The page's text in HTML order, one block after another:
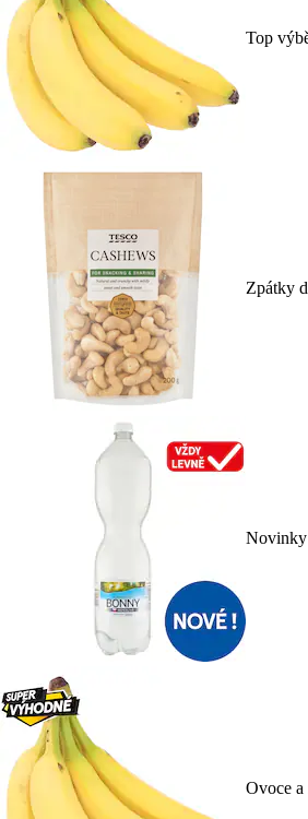
Top
Zpátky
Novinky
Ovoce a